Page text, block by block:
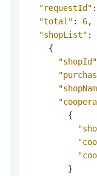
"requestId" :
"total" : 6,
"shopList" :
{
"shopId"
{
}